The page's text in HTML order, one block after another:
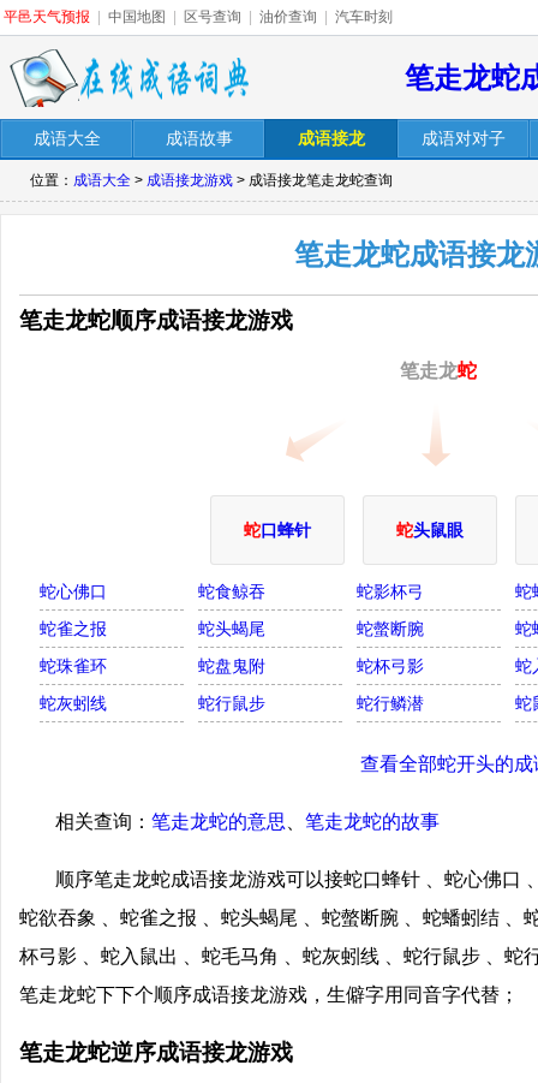
平邑天气预报 中国地图 区号查询 油价查询 汽车时刻
笔走龙蛇
成语大全 成语故事 成语接龙 成语对对子
位置： 成语大全 > 成语接龙游戏 > 成语接龙笔走龙蛇查询
笔走龙蛇成语接龙
笔走龙蛇顺序成语接龙游戏
笔走龙蛇
蛇口蜂针 蛇头鼠眼
蛇心佛口 蛇食鲸吞 蛇影杯弓
蛇
蛇雀之报
蛇头蝎尾 蛇螫断腕
蛇
蛇珠雀环
蛇盘鬼附 蛇杯弓影
蛇
蛇灰蚓线
蛇行鼠步 蛇行鳞潜 蛇
查看全部蛇开头的成
相关查询： 笔走龙蛇的意思 笔走龙蛇的故事
顺序笔走龙蛇成语接龙游戏可以接蛇口蜂针 、蛇心佛口
蛇欲吞象 、蛇雀之报 、蛇头蝎尾 、蛇螫断腕 、蛇蟠蚓结 、
杯弓影 、蛇入鼠出 、蛇毛马角 、蛇灰蚓线 、蛇行鼠步 、蛇
笔走龙蛇下下个顺序成语接龙游戏，生僻字用同音字代替；
笔走龙蛇逆序成语接龙游戏